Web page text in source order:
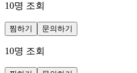
10명 조회
찜하기 문의하기
10명 조회